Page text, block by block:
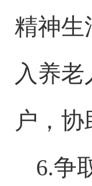
精神生
入养
户，
6.争